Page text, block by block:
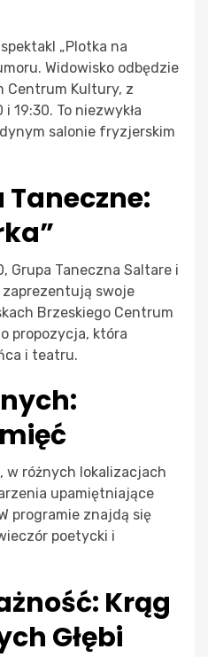
„Plotka na
Widowisko odbędzie
Centrum Kultury, z
19:30. To niezwykła
salonie fryzjerskim
Grupa Taneczna Saltare i
swoje
Brzeskiego Centrum
propozycja, która
i teatru.
w różnych lokalizacjach
upamiętniające
programie znajdą się
poetycki i
Krąg
Głębi